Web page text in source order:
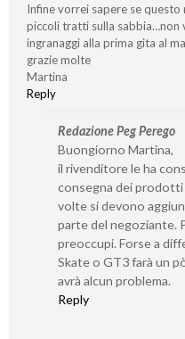
Infine vorrei sapere se
piccoli tratti sulla sabbia…non
ingranaggi alla prima gita al
grazie molte
Martina
Reply
Redazione Peg Perego
Buongiorno Martina,
il rivenditore le ha
consegna dei prodotti
volte si devono
parte del negoziante.
preoccupi. Forse a
Skate o GT3 farà un
avrà alcun problema.
Reply